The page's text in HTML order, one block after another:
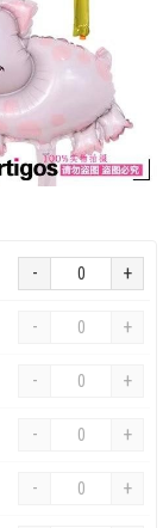
- +
- +
- +
- +
- +